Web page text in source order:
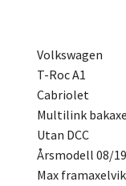
Volkswagen
T-Roc A1
Cabriolet
Multilink
Utan DCC
Årsmodell 08/
Max